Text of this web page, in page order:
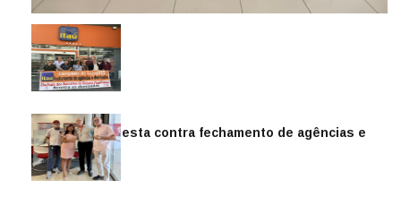
Sindicato protesta contra fechamento de agências e
as demiss…
Mai 13, 2026